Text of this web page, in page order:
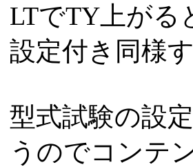
LTでTY上がる
設定付き同様
型式試験の設
うのでコンテ